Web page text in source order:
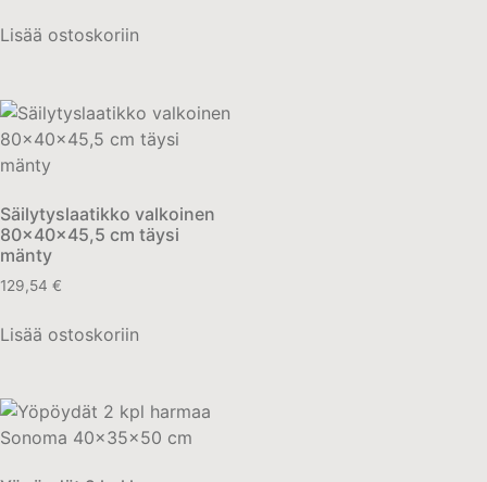
Lisää ostoskoriin
Säilytyslaatikko valkoinen
80x40x45,5 cm täysi
mänty
129,54 €
Lisää ostoskoriin